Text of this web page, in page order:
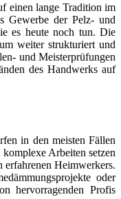
einen lange Tradition im
Gewerbe der Pelz- und
es heute noch tun. Die
weiter strukturiert und
und Meisterprüfungen
des Handwerks auf
in den meisten Fällen
Arbeiten setzen
erfahrenen Heimwerkers.
oder
hervorragenden Profis